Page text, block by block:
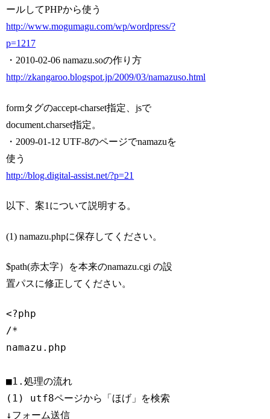
ールしてPHPから使う
http://www.mogumagu.com/wp/wordpress/?
p=1217
・2010-02-06 namazu.soの作り方
http://zkangaroo.blogspot.jp/2009/03/namazuso.html
formタグのaccept-charset指定、jsで
document.charset指定。
・2009-01-12 UTF-8のページでnamazuを
使う
http://blog.digital-assist.net/?p=21
以下、案1について説明する。
(1) namazu.phpに保存してください。
$path(赤太字）を本来のnamazu.cgi の設
置パスに修正してください。
<?php
/*
namazu.php
■1.処理の流れ
(1) utf8ページから「ほげ」を検索
↓フォーム送信